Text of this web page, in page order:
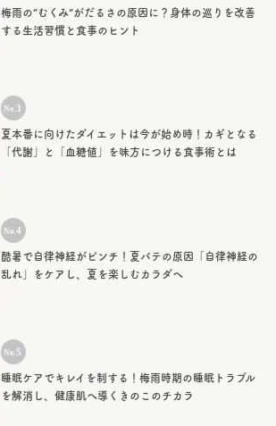
梅雨の“むくみ”がだるさの原因に？身体の巡りを改善
する生活習慣と食事のヒント
夏本番に向けたダイエットは今が始め時！カギとなる
「代謝」と「血糖値」を味方につける食事術とは
酷暑で自律神経がピンチ！夏バテの原因「自律神経の
乱れ」をケアし、夏を楽しむカラダへ
睡眠ケアでキレイを制する！梅雨時期の睡眠トラブル
を解消し、健康肌へ導くきのこのチカラ